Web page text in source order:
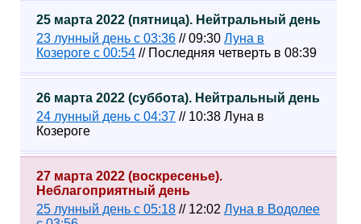
25 марта 2022 (пятница). Нейтральный день
23 лунный день с 03:36 // 09:30 Луна в
Козероге с 00:54 // Последняя четверть в 08:39
26 марта 2022 (суббота). Нейтральный день
24 лунный день с 04:37 // 10:38 Луна в
Козероге
27 марта 2022 (воскресенье).
Неблагоприятный день
25 лунный день с 05:18 // 12:02 Луна в Водолее